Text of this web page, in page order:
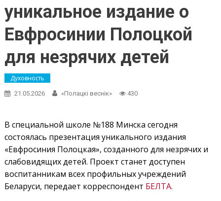
уникальное издание о
Евфросинии Полоцкой
для незрячих детей
Духовность
21.05.2026 «Полацкі веснік» 430
В специальной школе №188 Минска сегодня
состоялась презентация уникального издания
«Евфросиния Полоцкая», созданного для незрячих и
слабовидящих детей. Проект станет доступен
воспитанникам всех профильных учреждений
Беларуси, передает корреспондент БЕЛТА.